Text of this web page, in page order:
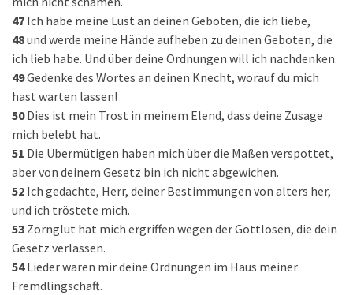
47 Ich habe meine Lust an deinen Geboten, die ich liebe,
48und werde meine Hände aufheben zu deinen Geboten, die
ich lieb habe. Und über deine Ordnungen will ich nachdenken.
49Gedenke des Wortes an deinen Knecht, worauf du mich
hast warten lassen!
50 Dies ist mein Trost in meinem Elend, dass deine Zusage
mich belebt hat.
51 Die Übermütigen haben mich über die Maßen verspottet,
aber von deinem Gesetz bin ich nicht abgewichen.
52 Ich gedachte, Herr, deiner Bestimmungen von alters her,
und ich tröstete mich.
53 Zornglut hat mich ergriffen wegen der Gottlosen, die dein
Gesetz verlassen.
54 Lieder waren mir deine Ordnungen im Haus meiner
Fremdlingschaft.